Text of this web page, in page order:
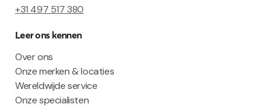
+31 497 517 380
Leer ons kennen
Over ons
Onze merken & locaties
Wereldwijde service
Onze specialisten